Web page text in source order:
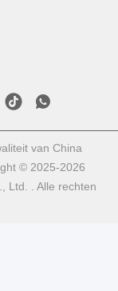
van China
© 2025-2026
Ltd. . Alle rechten